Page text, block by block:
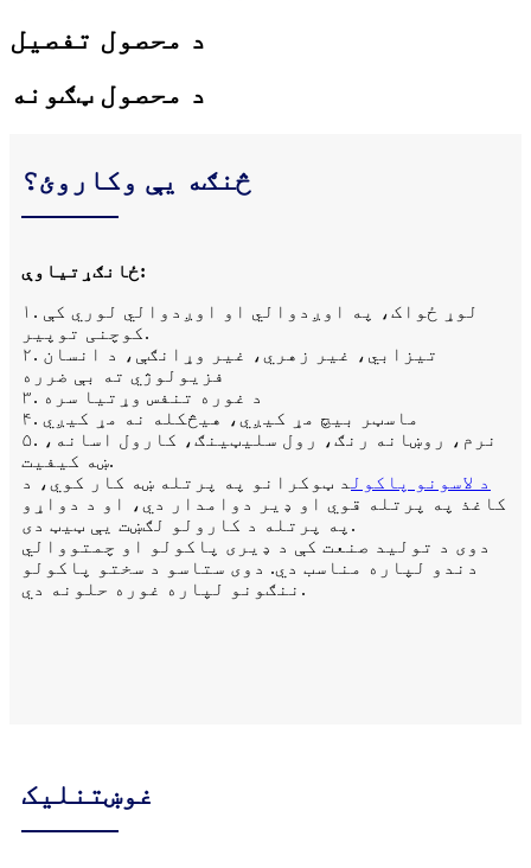
د محصول تفصیل
د محصول ټګونه
څنګه یې وکاروئ؟
ځانګړتیاوې:
۱. لوړ ځواک، په اوږدوالي او اوږدوالي لوري کې
کوچنی توپیر.
۲. تیزابي، غیر زهري، غیر وړانګې، د انسان
فزیولوژي ته بې ضرره
۳. د غوره تنفس وړتیا سره
۴. ماسټر بیچ مړ کیږي، هیڅکله نه مړ کیږي
۵. نرم، روښانه رنګ، رول سلیټینګ، کارول اسانه،
ښه کیفیت.
د لاسونو پاکول د ټوکرانو په پرتله ښه کار کوي، د
کاغذ په پرتله قوي او ډیر دوامدار دي، او د دواړو
په پرتله د کارولو لګښت یې ټیټ دی.
دوی د تولید صنعت کې د ډیری پاکولو او چمتووالي
دندو لپاره مناسب دي. دوی ستاسو د سختو پاکولو
ننګونو لپاره غوره حلونه دي.
غوښتنلیک